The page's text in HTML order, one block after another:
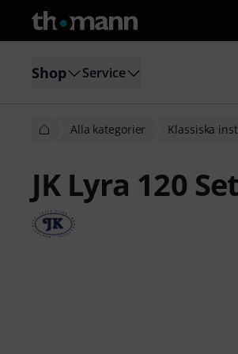
Shop Service
Alla kategorier Klassiska
JK Lyra 120